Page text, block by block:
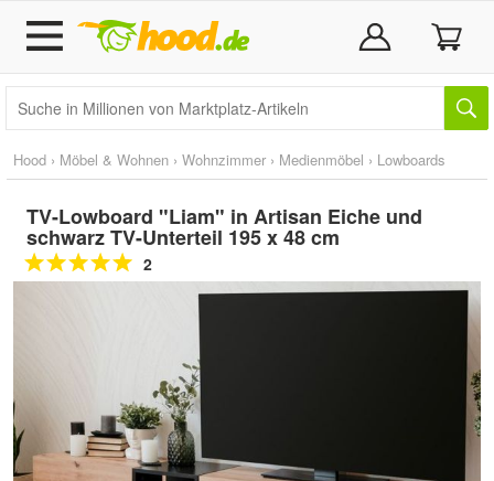
Hood › Möbel & Wohnen › Wohnzimmer › Medienmöbel › Lowboards
TV-Lowboard "Liam" in Artisan Eiche und
schwarz TV-Unterteil 195 x 48 cm
2